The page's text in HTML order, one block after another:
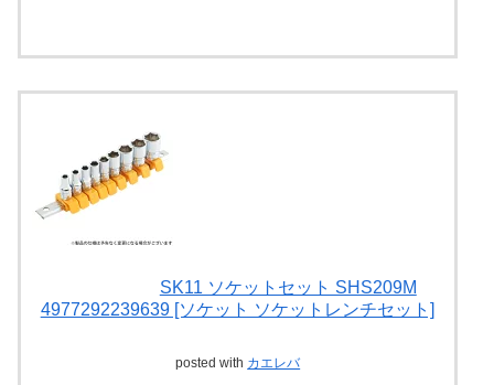
SK11 ソケットセット SHS209M
4977292239639 [ソケット ソケットレンチセット]
posted with カエレバ